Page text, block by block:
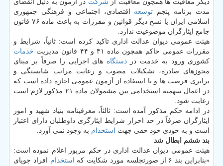
دیگر معافیت ها همچون معافیت از شركت در آزمون به دلیل انقضای
مدت برنامه پنجم توسعه اقتصادی، اجتماعی و فرهنگی جمهوری
اسلامی ایران یا نسخ دیگر قوانین و مقررات به باعث ماده ۷۶ قانون
جامع ایثارگران موضوعیت ندارد.
هیئت عمومی دیوان عدالت اداری تاكید كرده است: ثانیاً، شرایط و
مقررات عمومی حاكم همچون ماده ۴۱ و ۴۴ قانون مدیریت
خدمات
كشوری ورود به خدمت دردستگاه های اجرایی را صرفاً بر مبنای
مجوزهای صادره، تشكیلات مصوب و رعایت مراتب شایستگی و
برابری فرصت ها و با استفاده از آزمون عمومی اجازه داده است كه
در اعمال سهمیه استخدامی بین مشمولان ماده ۲۱ مذكور لازم است
رعایت شود.
در ادامه حكم مذكور آمده است: ثالثاً، معرفینامه بنیاد شهید و امور
ایثارگران صرفاً در حد احراز شرایط ایثارگری داوطلبان دارای اعتبار
است و به خودی خود حقی جهت
استخدام به وجود نمی آورد.
بند ششم ابطال شد
هیئت عمومی دیوان عدالت اداری در حكم مزبور اعلام نموده است:
«بنابراین بند ۶ از صورتجلسه مورد شكایت كه
استخدام افراد جویای